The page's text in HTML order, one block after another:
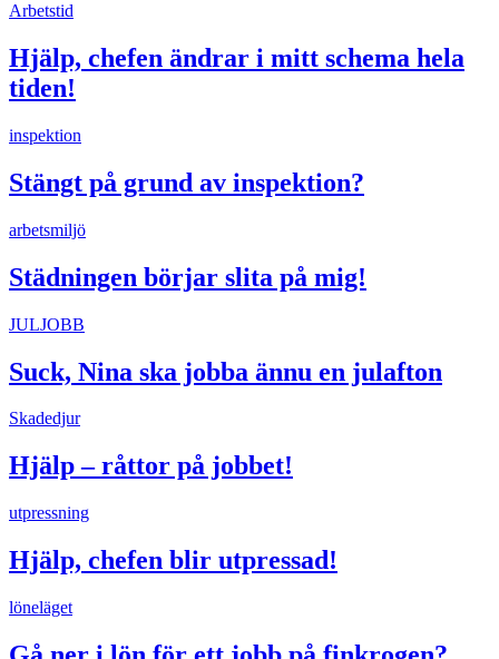
Arbetstid
Hjälp, chefen ändrar i mitt schema hela
tiden!
inspektion
Stängt på grund av inspektion?
arbetsmiljö
Städningen börjar slita på mig!
JULJOBB
Suck, Nina ska jobba ännu en julafton
Skadedjur
Hjälp – råttor på jobbet!
utpressning
Hjälp, chefen blir utpressad!
löneläget